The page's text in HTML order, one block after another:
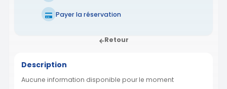
Payer la réservation
Retour
Description
Aucune information disponible pour le moment